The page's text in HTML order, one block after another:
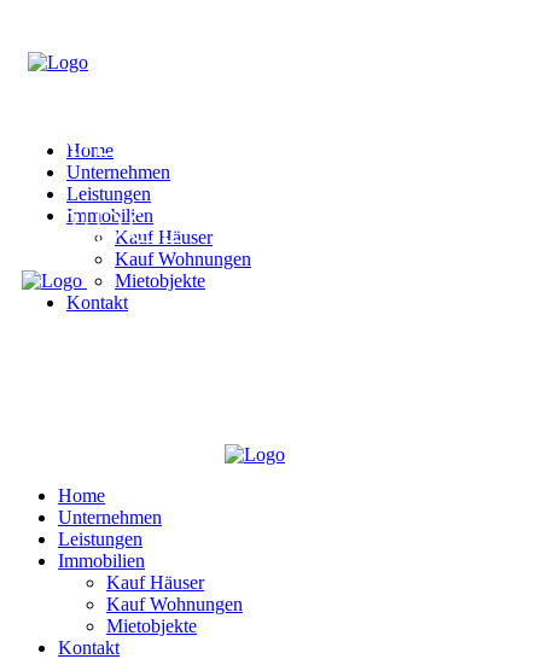
Home
Unternehmen
Leistungen
Immobilien
Kauf Häuser
Kauf Wohnungen
Mietobjekte
Kontakt
Home
Unternehmen
Leistungen
Immobilien
Kauf Häuser
Kauf Wohnungen
Mietobjekte
Kontakt